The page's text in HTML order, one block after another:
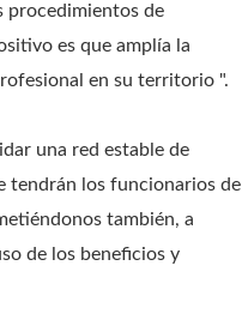
procedimientos de
es que amplía la
en su territorio ".
una red estable de
tendrán los funcionarios de
también, a
de los beneficios y